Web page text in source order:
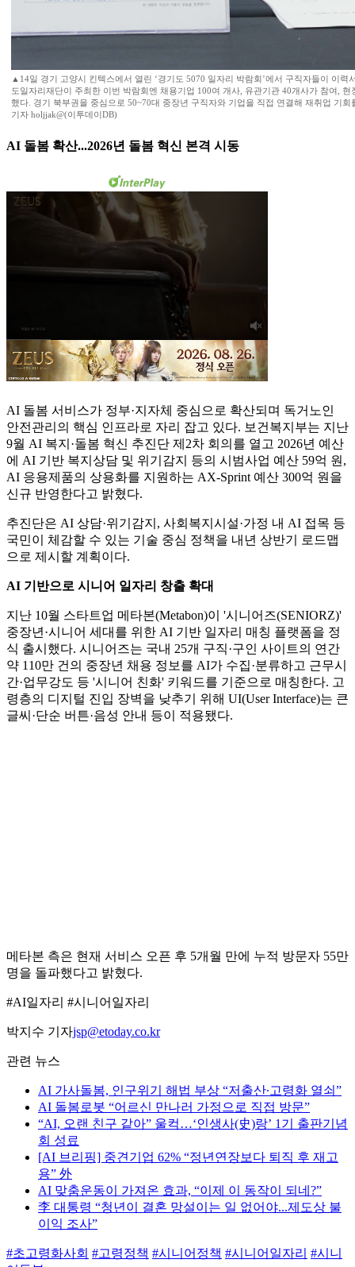
▲14일 경기 고양시 킨텍스에서 열린 ‘경기도 5070 일자리 박람회’에서 구직자들이 이력
도일자리재단이 주최한 이번 박람회엔 채용기업 100여 개사, 유관기관 40개사가 참여,
했다. 경기 북부권을 중심으로 50~70대 중장년 구직자와 기업을 직접 연결해 재취업 기
기자 holjjak@(이투데이DB)
AI 돌봄 확산...2026년 돌봄 혁신 본격 시동
AI 돌봄 서비스가 정부·지자체 중심으로 확산되며 독거노인
안전관리의 핵심 인프라로 자리 잡고 있다. 보건복지부는 지난
9월 AI 복지·돌봄 혁신 추진단 제2차 회의를 열고 2026년 예산
에 AI 기반 복지상담 및 위기감지 등의 시범사업 예산 59억 원,
AI 응용제품의 상용화를 지원하는 AX-Sprint 예산 300억 원을
신규 반영한다고 밝혔다.
추진단은 AI 상담·위기감지, 사회복지시설·가정 내 AI 접목 등
국민이 체감할 수 있는 기술 중심 정책을 내년 상반기 로드맵
으로 제시할 계획이다.
AI 기반으로 시니어 일자리 창출 확대
지난 10월 스타트업 메타본(Metabon)이 '시니어즈(SENIORZ)'
중장년·시니어 세대를 위한 AI 기반 일자리 매칭 플랫폼을 정
식 출시했다. 시니어즈는 국내 25개 구직·구인 사이트의 연간
약 110만 건의 중장년 채용 정보를 AI가 수집·분류하고 근무시
간·업무강도 등 '시니어 친화' 키워드를 기준으로 매칭한다. 고
령층의 디지털 진입 장벽을 낮추기 위해 UI(User Interface)는 큰
글씨·단순 버튼·음성 안내 등이 적용됐다.
메타본 측은 현재 서비스 오픈 후 5개월 만에 누적 방문자 55만
명을 돌파했다고 밝혔다.
#AI일자리 #시니어일자리
박지수 기자jsp@etoday.co.kr
관련 뉴스
AI 가사돌봄, 인구위기 해법 부상 “저출산∙고령화 열쇠”
AI 돌봄로봇 “어르신 만나러 가정으로 직접 방문”
“AI, 오랜 친구 같아” 울컥…‘인생사(史)랑’ 1기 출판기념
회 성료
[AI 브리핑] 중견기업 62% “정년연장보다 퇴직 후 재고
용” 外
AI 맞춤운동이 가져온 효과, “이제 이 동작이 되네?”
李 대통령 “청년이 결혼 망설이는 일 없어야...제도상 불
이익 조사”
#초고령화사회 #고령정책 #시니어정책 #시니어일자리 #시니